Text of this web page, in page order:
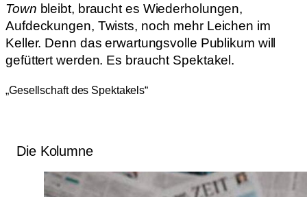
Town bleibt, braucht es Wiederholungen,
Aufdeckungen, Twists, noch mehr Leichen im
Keller. Denn das erwartungsvolle Publikum will
gefüttert werden. Es braucht Spektakel.
„Gesellschaft des Spektakels“
Die Kolumne